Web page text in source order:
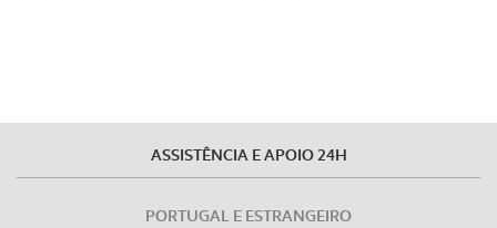
ASSISTÊNCIA E APOIO 24H
PORTUGAL E ESTRANGEIRO